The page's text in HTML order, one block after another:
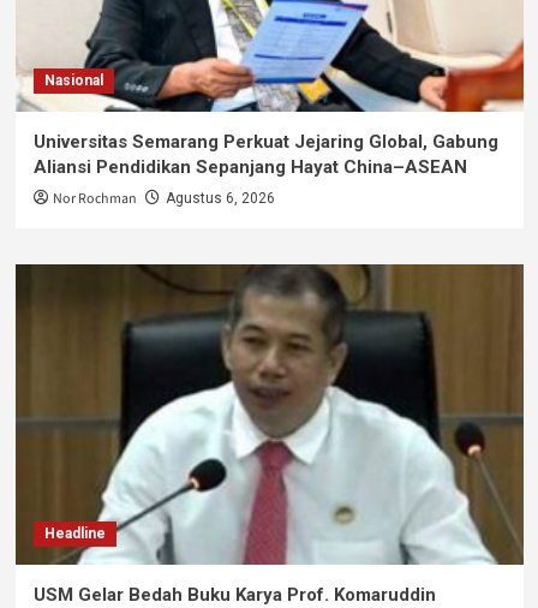
Nasional
Universitas Semarang Perkuat Jejaring Global, Gabung
Aliansi Pendidikan Sepanjang Hayat China–ASEAN
Nor Rochman Agustus 6, 2026
Headline
USM Gelar Bedah Buku Karya Prof. Komaruddin